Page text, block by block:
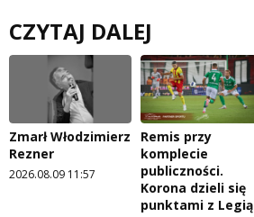
CZYTAJ DALEJ
Zmarł Włodzimierz
Rezner
2026.08.09 11:57
Remis przy
komplecie
publiczności.
Korona dzieli się
punktami z Legią